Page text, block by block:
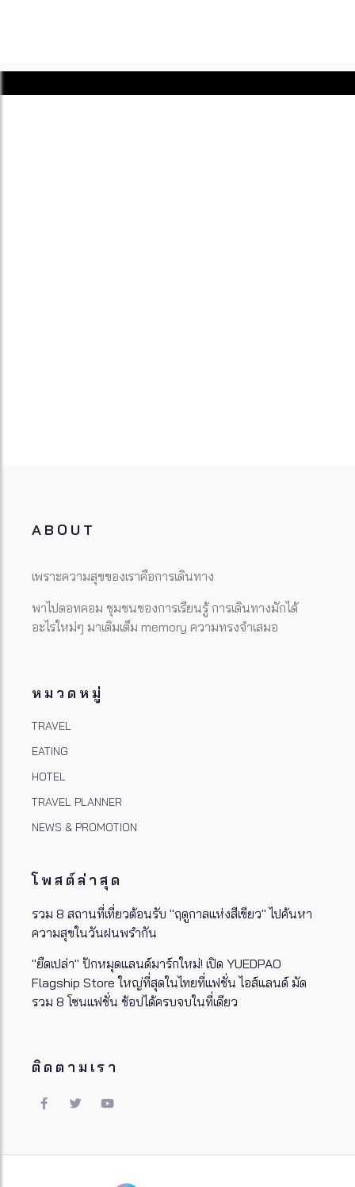
ABOUT
เพราะความสุขของเราคือการเดินทาง
พาไปดอทคอม ชุมชนของการเรียนรู้ การเดินทางมักได้
อะไรใหม่ๆ มาเติมเต็ม memory ความทรงจำเสมอ
หมวดหมู่
TRAVEL
EATING
HOTEL
TRAVEL PLANNER
NEWS & PROMOTION
โพสต์ล่าสุด
รวม 8 สถานที่เที่ยวต้อนรับ "ฤดูกาลแห่งสีเขียว" ไปค้นหา
ความสุขในวันฝนพรำกัน
"ยืดเปล่า" ปักหมุดแลนด์มาร์กใหม่! เปิด YUEDPAO
Flagship Store ใหญ่ที่สุดในไทยที่แฟชั่น ไอส์แลนด์ มัด
รวม 8 โซนแฟชั่น ช้อปได้ครบจบในที่เดียว
ติดตามเรา